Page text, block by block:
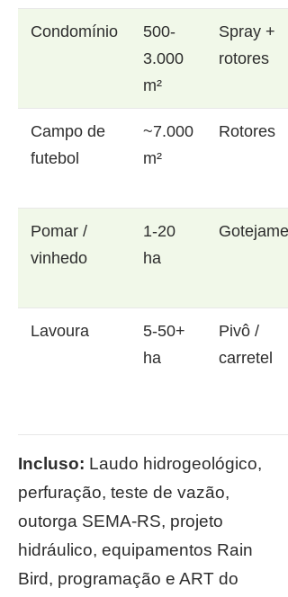
Condomínio
500-
3.000
m²
Spray +
rotores
Campo de
futebol
~7.000
m²
Rotores
Pomar /
vinhedo
1-20
ha
Lavoura
5-50+
ha
Pivô /
carretel
Incluso: Laudo hidrogeológico,
perfuração, teste de vazão,
outorga SEMA-RS, projeto
hidráulico, equipamentos Rain
Bird, programação e ART do